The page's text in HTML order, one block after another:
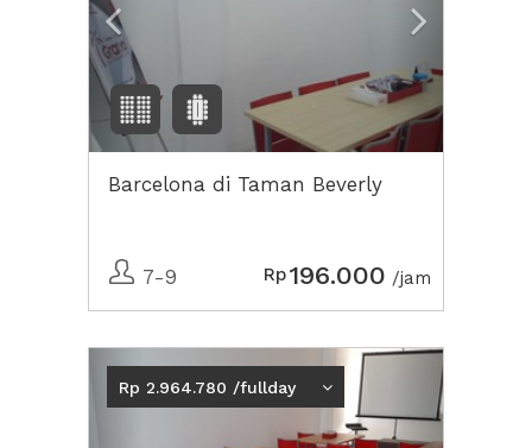
Barcelona di Taman Beverly
7-9 Rp196.000 /jam
Previous Next2
Rp 2.964.780 /fullday